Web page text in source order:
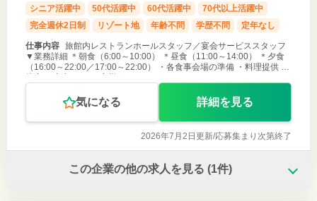
シニア活躍中 50代活躍中 60代活躍中
70代以上活躍中
完全週休2日制
リゾート地 年齢不問 学歴不問 定年なし
仕事内容 旅館内レストランホールスタッフ／宴会サービススタッフ
▼業務詳細 ＊朝食（6:00～10:00） ＊昼食（11:00～14:00） ＊夕食
（16:00～22:00／17:00～22:00） ・各食事会場の準備 ・料理提供 ・
気になる 詳細を見る
2026年7月2日更新/応募集まり次第終了
この企業の他の求人を見る (1件)